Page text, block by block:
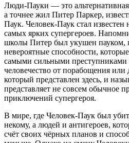
Люди-Пауки — это
а точнее жил Питер Паркер,
Паук. Человек-Паук стал известен
самых ярких супергероев.
школы Питер был укушен пауком,
невероятные способности,
самыми сильными преступниками
человечество от порабощения
который представлен здесь, и
представляет не совсем обычное
приключений супергероя.
В мире, где Человек-Паук был
некому, а людей и антигероев,
счёт своих чёрных планов и